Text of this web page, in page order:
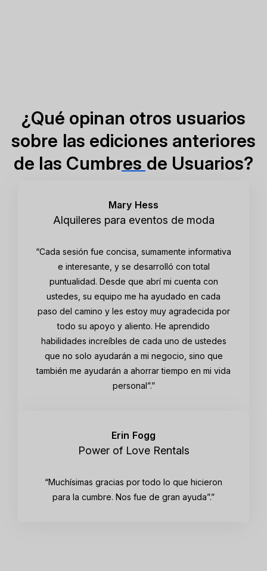
¿Qué opinan otros usuarios
sobre las ediciones anteriores
de las Cumbres de Usuarios?
Mary Hess
Alquileres para eventos de moda
“Cada sesión fue concisa, sumamente informativa
e interesante, y se desarrolló con total
puntualidad. Desde que abrí mi cuenta con
ustedes, su equipo me ha ayudado en cada
paso del camino y les estoy muy agradecida por
todo su apoyo y aliento. He aprendido
habilidades increíbles de cada uno de ustedes
que no solo ayudarán a mi negocio, sino que
también me ayudarán a ahorrar tiempo en mi vida
personal”.”
Erin Fogg
Power of Love Rentals
“Muchísimas gracias por todo lo que hicieron
para la cumbre. Nos fue de gran ayuda”.”